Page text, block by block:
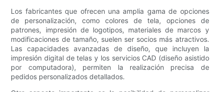
Los fabricantes que ofrecen una amplia gama de opciones
de personalización, como colores de tela, opciones de
patrones, impresión de logotipos, materiales de marcos y
modificaciones de tamaño, suelen ser socios más atractivos.
Las capacidades avanzadas de diseño, que incluyen la
impresión digital de telas y los servicios CAD (diseño asistido
por computadora), permiten la realización precisa de
pedidos personalizados detallados.